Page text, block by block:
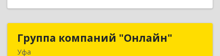
Группа компаний "Онлайн"
Уфа
Группа компаний "Онлайн"